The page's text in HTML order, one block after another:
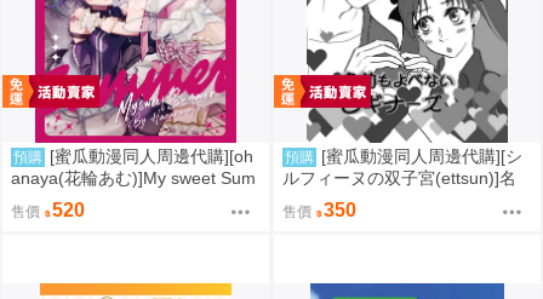
預購 [蜜瓜動漫同人周邊代購][oh
anaya(花輪あむ)]My sweet Sum
mer【特典付】(LoveLive虹ヶ咲
学園スクールアイドル同好会)(同
售價 520
預購 [蜜瓜動漫同人周邊代購][シ
ルフィーヌの双子宮(ettsun)]名
前もよべないビギナーズ【特典
付】(FGO/stay night)(同人誌)
售價 350